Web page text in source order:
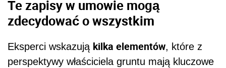
Te zapisy w umowie mogą
zdecydować o wszystkim
Eksperci wskazują kilka elementów, które z
perspektywy właściciela gruntu mają kluczowe